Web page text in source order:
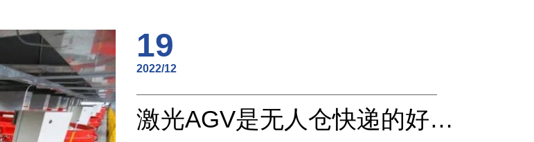
19
2022/12
激光AGV是无人仓快递的好帮手（无线充电）